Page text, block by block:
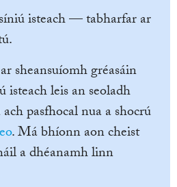
isteach — tabharfar ar
sheansuíomh gréasáin
leis an seoladh
pasfhocal nua a shocrú
. Má bhíonn aon cheist
a dhéanamh linn